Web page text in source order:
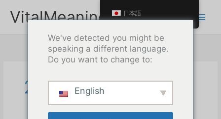
VitalMeaning
2022年3月
日本語
We've detected you might be
speaking a different language.
Do you want to change to:
English